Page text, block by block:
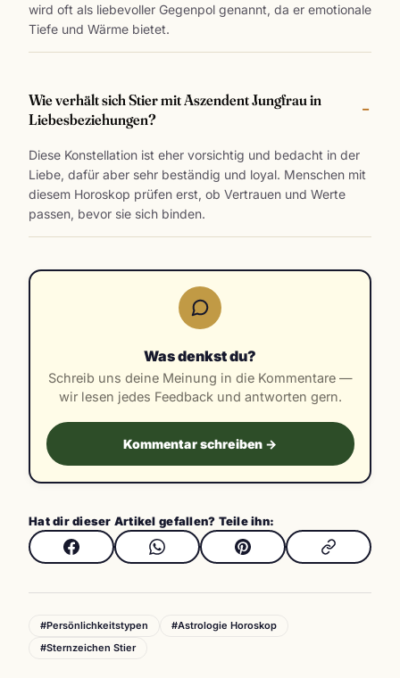
wird oft als liebevoller Gegenpol genannt, da er emotionale
Tiefe und Wärme bietet.
Wie verhält sich Stier mit Aszendent Jungfrau in
Liebesbeziehungen?
Diese Konstellation ist eher vorsichtig und bedacht in der
Liebe, dafür aber sehr beständig und loyal. Menschen mit
diesem Horoskop prüfen erst, ob Vertrauen und Werte
passen, bevor sie sich binden.
Was denkst du?
Schreib uns deine Meinung in die Kommentare —
wir lesen jedes Feedback und antworten gern.
Kommentar schreiben →
Hat dir dieser Artikel gefallen? Teile ihn:
#Persönlichkeitstypen
#Astrologie Horoskop
#Sternzeichen Stier